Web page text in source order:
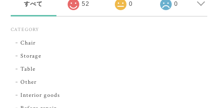
すべて 52 0 0
CATEGORY
Chair
Storage
Table
Other
Interior goods